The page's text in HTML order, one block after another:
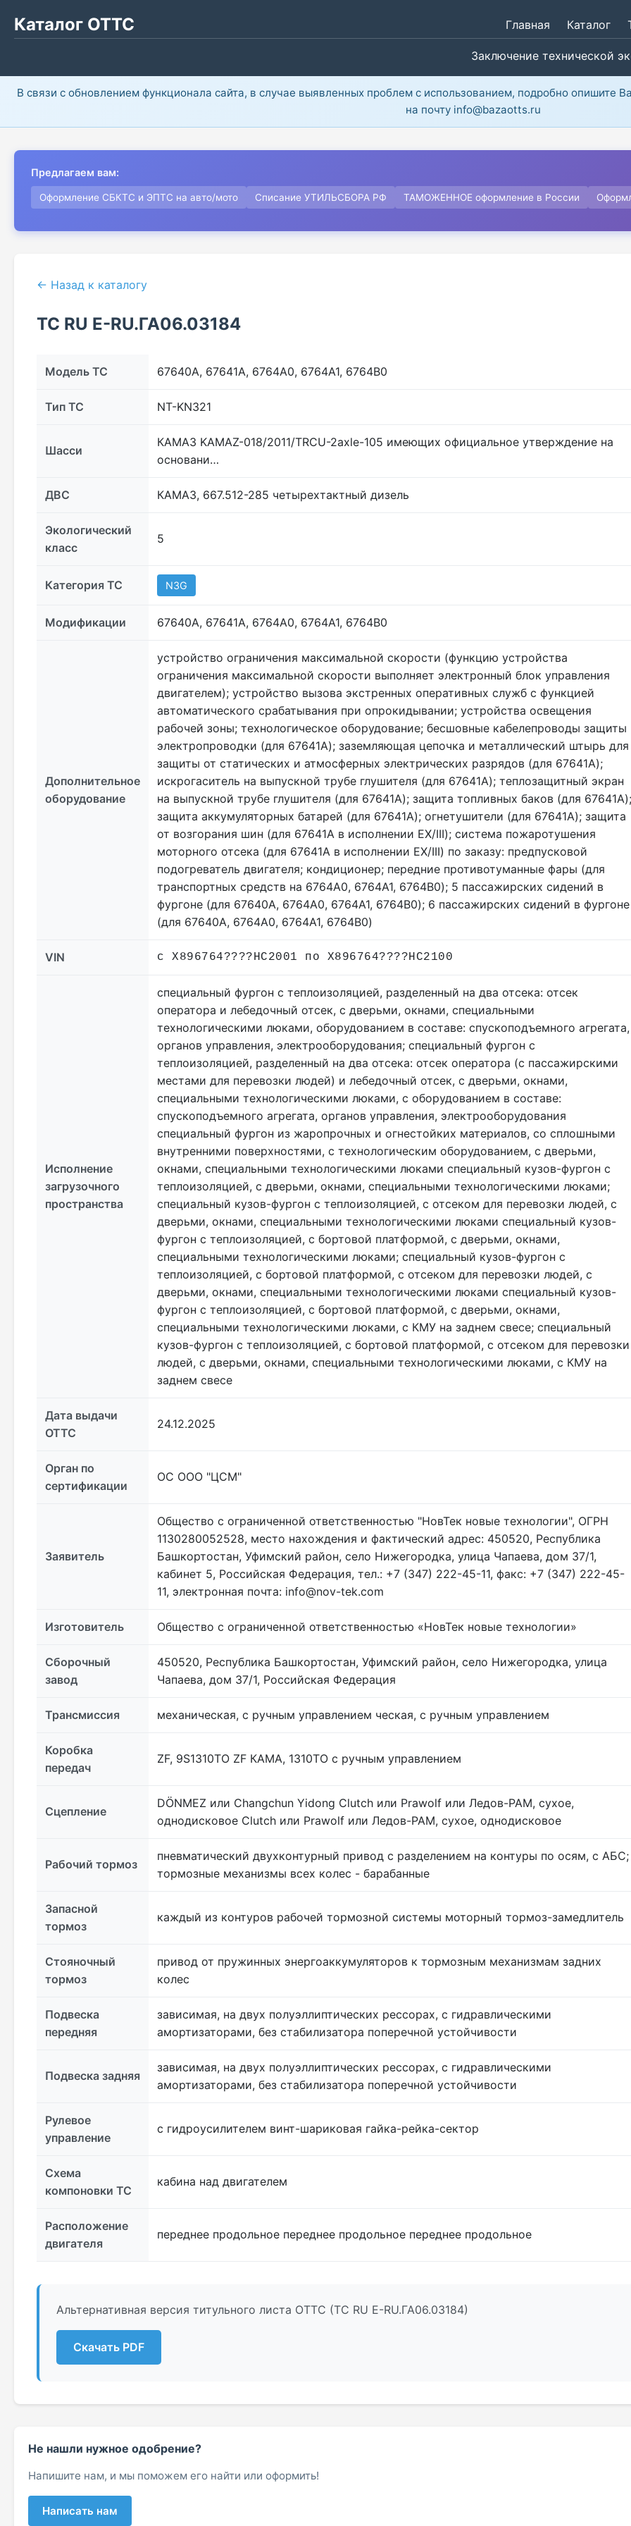
Каталог ОТТС Главная Каталог
Заключение технической
В связи с обновлением функционала сайта, в случае выявленных проблем с использованием, подробно опишите
на почту info@bazaotts.ru
Предлагаем вам:
Оформление СБКТС и ЭПТС на авто/мото Списание УТИЛЬСБОРА РФ ТАМОЖЕННОЕ оформление в России
← Назад к каталогу
ТС RU Е-RU.ГА06.03184
Модель ТС 67640A, 67641A, 6764A0, 6764A1, 6764B0
Тип ТС NT-KN321
Шасси
КАМАЗ KAMAZ-018/2011/TRCU-2axle-105 имеющих официальное утверждение на
основани…
ДВС КАМАЗ, 667.512-285 четырехтактный дизель
Экологический
класс
5
Категория ТС N3G
Модификации 67640A, 67641A, 6764A0, 6764A1, 6764B0
Дополнительное
оборудование
устройство ограничения максимальной скорости (функцию устройства
ограничения максимальной скорости выполняет электронный блок управления
двигателем); устройство вызова экстренных оперативных служб с функцией
автоматического срабатывания при опрокидывании; устройства освещения
рабочей зоны; технологическое оборудование; бесшовные кабелепроводы защиты
электропроводки (для 67641A); заземляющая цепочка и металлический штырь для
защиты от статических и атмосферных электрических разрядов (для 67641A);
искрогаситель на выпускной трубе глушителя (для 67641A); теплозащитный экран
на выпускной трубе глушителя (для 67641A); защита топливных баков (для 67641A);
защита аккумуляторных батарей (для 67641A); огнетушители (для 67641A); защита
от возгорания шин (для 67641A в исполнении EX/III); система пожаротушения
моторного отсека (для 67641A в исполнении EX/III) по заказу: предпусковой
подогреватель двигателя; кондиционер; передние противотуманные фары (для
транспортных средств на 6764A0, 6764A1, 6764B0); 5 пассажирских сидений в
фургоне (для 67640A, 6764A0, 6764A1, 6764B0); 6 пассажирских сидений в фургоне
(для 67640A, 6764A0, 6764A1, 6764B0)
VIN с X896764????HC2001 по X896764????HC2100
Исполнение
загрузочного
пространства
специальный фургон с теплоизоляцией, разделенный на два отсека: отсек
оператора и лебедочный отсек, с дверьми, окнами, специальными
технологическими люками, оборудованием в составе: спускоподъемного агрегата,
органов управления, электрооборудования; специальный фургон с
теплоизоляцией, разделенный на два отсека: отсек оператора (с пассажирскими
местами для перевозки людей) и лебедочный отсек, с дверьми, окнами,
специальными технологическими люками, с оборудованием в составе:
спускоподъемного агрегата, органов управления, электрооборудования
специальный фургон из жаропрочных и огнестойких материалов, со сплошными
внутренними поверхностями, с технологическим оборудованием, с дверьми,
окнами, специальными технологическими люками специальный кузов-фургон с
теплоизоляцией, с дверьми, окнами, специальными технологическими люками;
специальный кузов-фургон с теплоизоляцией, с отсеком для перевозки людей, с
дверьми, окнами, специальными технологическими люками специальный кузов-
фургон с теплоизоляцией, с бортовой платформой, с дверьми, окнами,
специальными технологическими люками; специальный кузов-фургон с
теплоизоляцией, с бортовой платформой, с отсеком для перевозки людей, с
дверьми, окнами, специальными технологическими люками специальный кузов-
фургон с теплоизоляцией, с бортовой платформой, с дверьми, окнами,
специальными технологическими люками, с КМУ на заднем свесе; специальный
кузов-фургон с теплоизоляцией, с бортовой платформой, с отсеком для перевозки
людей, с дверьми, окнами, специальными технологическими люками, с КМУ на
заднем свесе
Дата выдачи
ОТТС
24.12.2025
Орган по
сертификации
ОС ООО "ЦСМ"
Заявитель
Общество с ограниченной ответственностью "НовТек новые технологии", ОГРН
1130280052528, место нахождения и фактический адрес: 450520, Республика
Башкортостан, Уфимский район, село Нижегородка, улица Чапаева, дом 37/1,
кабинет 5, Российская Федерация, тел.: +7 (347) 222-45-11, факс: +7 (347) 222-45-
11, электронная почта: info@nov-tek.com
Изготовитель Общество с ограниченной ответственностью «НовТек новые технологии»
Сборочный
завод
450520, Республика Башкортостан, Уфимский район, село Нижегородка, улица
Чапаева, дом 37/1, Российская Федерация
Трансмиссия механическая, с ручным управлением ческая, с ручным управлением
Коробка
передач
ZF, 9S1310TO ZF КАМА, 1310ТО с ручным управлением
Сцепление
DÖNMEZ или Changchun Yidong Clutch или Prawolf или Ледов-РАМ, сухое,
однодисковое Clutch или Prawolf или Ледов-РАМ, сухое, однодисковое
Рабочий тормоз
пневматический двухконтурный привод с разделением на контуры по осям, с АБС;
тормозные механизмы всех колес - барабанные
Запасной
тормоз
каждый из контуров рабочей тормозной системы моторный тормоз-замедлитель
Стояночный
тормоз
привод от пружинных энергоаккумуляторов к тормозным механизмам задних
колес
Подвеска
передняя
зависимая, на двух полуэллиптических рессорах, с гидравлическими
амортизаторами, без стабилизатора поперечной устойчивости
Подвеска задняя
зависимая, на двух полуэллиптических рессорах, с гидравлическими
амортизаторами, без стабилизатора поперечной устойчивости
Рулевое
управление
с гидроусилителем винт-шариковая гайка-рейка-сектор
Схема
компоновки ТС
кабина над двигателем
Расположение
двигателя
переднее продольное переднее продольное переднее продольное
Альтернативная версия титульного листа ОТТС (ТС RU Е-RU.ГА06.03184)
Скачать PDF
Не нашли нужное одобрение?
Напишите нам, и мы поможем его найти или оформить!
Написать нам